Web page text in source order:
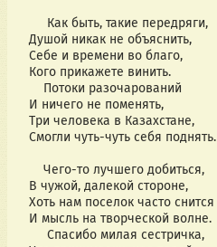
Как быть, такие передряги,
Душой никак не объяснить,
Себе и времени во благо,
Кого прикажете винить.
Потоки разочарований
И ничего не поменять,
Три человека в Казахстане,
Смогли чуть-чуть себя поднять.
Чего-то лучшего добиться,
В чужой, далекой стороне,
Хоть нам поселок часто снится
И мысль на творческой волне.
Спасибо милая сестричка,